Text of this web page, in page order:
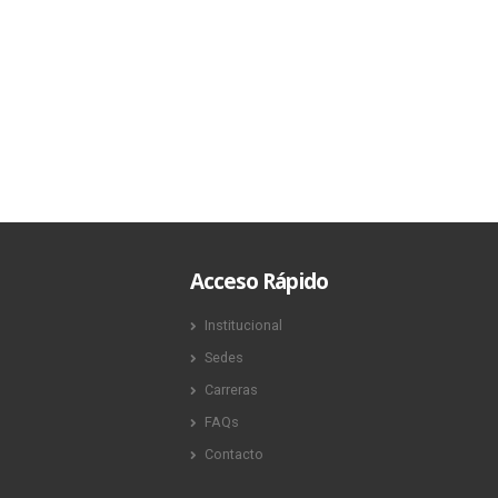
Acceso Rápido
Institucional
Sedes
Carreras
FAQs
Contacto